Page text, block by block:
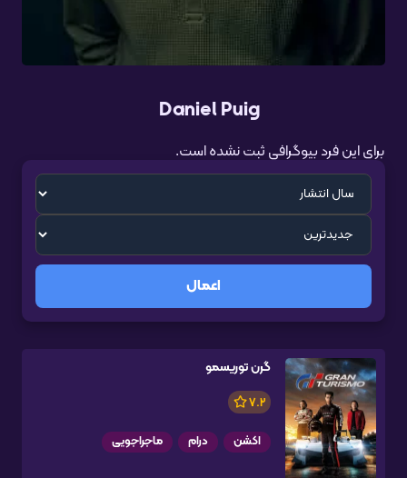
Daniel Puig
برای این فرد بیوگرافی ثبت نشده است.
اعمال
گرن توریسمو
7.2
اکشن درام ماجراجویی